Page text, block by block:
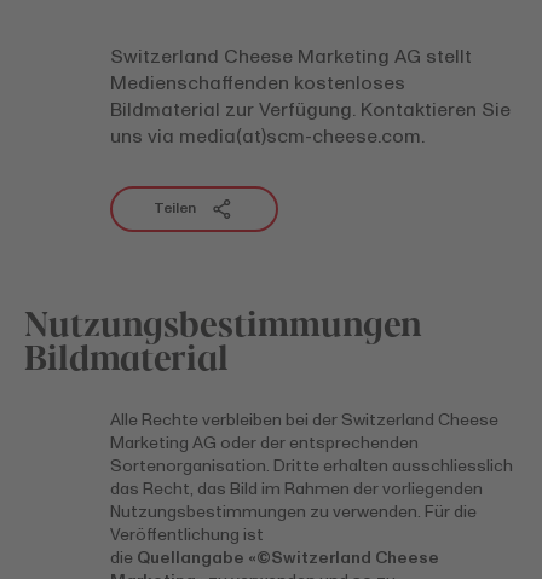
Switzerland Cheese Marketing AG stellt
Medienschaffenden kostenloses
Bildmaterial zur Verfügung. Kontaktieren Sie
uns via media(at)scm-cheese.com.
Teilen
Nutzungsbestimmungen
Bildmaterial
Alle Rechte verbleiben bei der Switzerland Cheese
Marketing AG oder der entsprechenden
Sortenorganisation. Dritte erhalten ausschliesslich
das Recht, das Bild im Rahmen der vorliegenden
Nutzungsbestimmungen zu verwenden. Für die
Veröffentlichung ist
die Quellangabe «©Switzerland Cheese